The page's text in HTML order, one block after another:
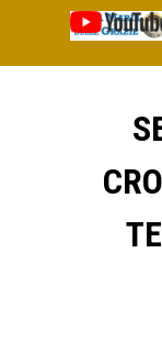
Vai ai contenuti
Salta